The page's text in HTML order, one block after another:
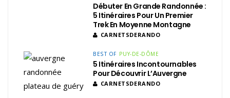
Débuter En Grande Randonnée :
5 Itinéraires Pour Un Premier
Trek En Moyenne Montagne
CARNETSDERANDO
BEST OF PUY-DE-DÔME
5 Itinéraires Incontournables
Pour Découvrir L’Auvergne
CARNETSDERANDO